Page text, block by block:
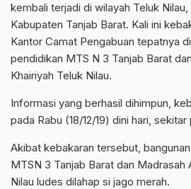
kembali terjadi di wilayah Teluk
Kabupaten Tanjab Barat. Kali ini
Kantor Camat Pengabuan tepatnya
pendidikan MTS N 3 Tanjab Barat
Khairiyah Teluk Nilau.
Informasi yang berhasil dihimpun,
pada Rabu (18/12/19) dini hari, sekitar
Akibat kebakaran tersebut,
MTSN 3 Tanjab Barat dan Madrasah
Nilau ludes dilahap si jago merah.